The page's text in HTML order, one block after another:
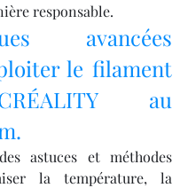
responsable.
avancées
le filament
au
astuces et méthodes
la température, la